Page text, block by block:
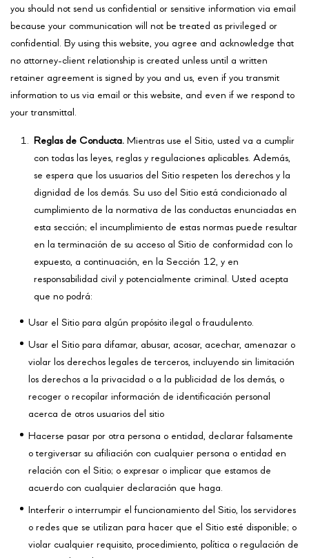
you should not send us confidential or sensitive information via email
because your communication will not be treated as privileged or
confidential. By using this website, you agree and acknowledge that
no attorney-client relationship is created unless until a written
retainer agreement is signed by you and us, even if you transmit
information to us via email or this website, and even if we respond to
your transmittal.
Reglas de Conducta. Mientras use el Sitio, usted va a cumplir
con todas las leyes, reglas y regulaciones aplicables. Además,
se espera que los usuarios del Sitio respeten los derechos y la
dignidad de los demás. Su uso del Sitio está condicionado al
cumplimiento de la normativa de las conductas enunciadas en
esta sección; el incumplimiento de estas normas puede resultar
en la terminación de su acceso al Sitio de conformidad con lo
expuesto, a continuación, en la Sección 12, y en
responsabilidad civil y potencialmente criminal. Usted acepta
que no podrá:
Usar el Sitio para algún propósito ilegal o fraudulento.
Usar el Sitio para difamar, abusar, acosar, acechar, amenazar o
violar los derechos legales de terceros, incluyendo sin limitación
los derechos a la privacidad o a la publicidad de los demás, o
recoger o recopilar información de identificación personal
acerca de otros usuarios del sitio
Hacerse pasar por otra persona o entidad, declarar falsamente
o tergiversar su afiliación con cualquier persona o entidad en
relación con el Sitio; o expresar o implicar que estamos de
acuerdo con cualquier declaración que haga.
Interferir o interrumpir el funcionamiento del Sitio, los servidores
o redes que se utilizan para hacer que el Sitio esté disponible; o
violar cualquier requisito, procedimiento, política o regulación de